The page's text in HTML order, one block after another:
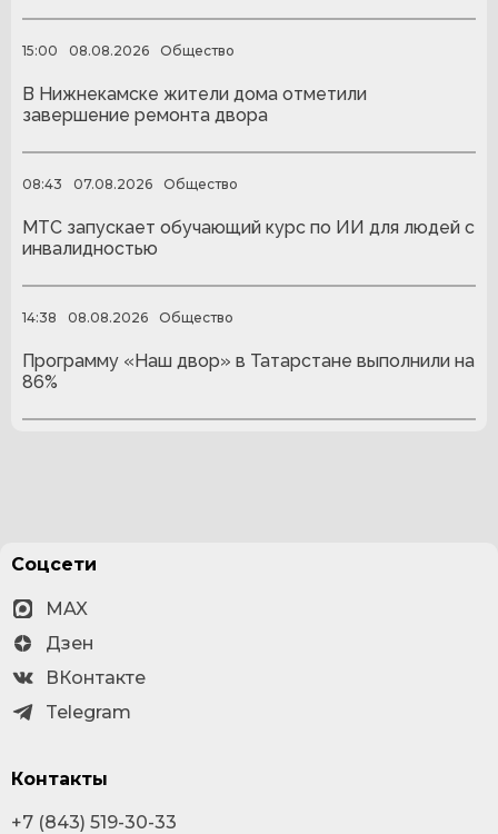
15:00 08.08.2026 Общество
В Нижнекамске жители дома отметили
завершение ремонта двора
08:43 07.08.2026 Общество
МТС запускает обучающий курс по ИИ для людей с
инвалидностью
14:38 08.08.2026 Общество
Программу «Наш двор» в Татарстане выполнили на
86%
Соцсети
MAX
Дзен
ВКонтакте
Telegram
Контакты
+7 (843) 519-30-33